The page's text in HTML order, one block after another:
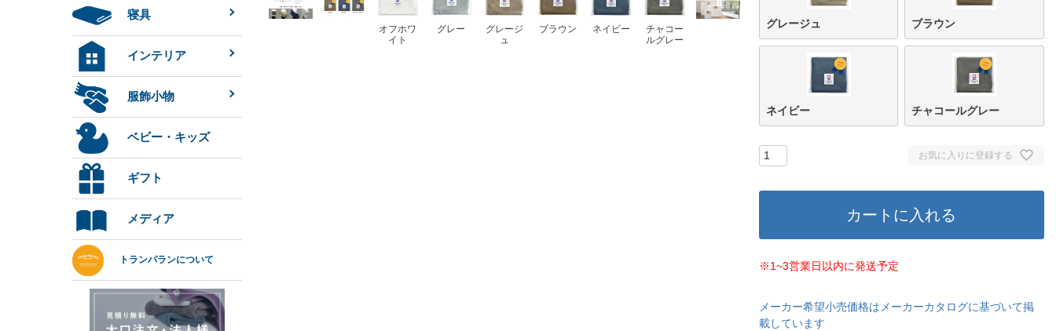
寝具
インテリア
服飾小物
ベビー・キッズ
ギフト
メディア
トランパランについて
オフホワ
イト
グレー
グレージ
ュ
ブラウン ネイビー
チャコー
ルグレー
グレージュ ブラウン
ネイビー チャコールグレー
お気に入りに登録する
カートに入れる
※1~3営業日以内に発送予定
メーカー希望小売価格はメーカーカタログに基づいて掲
載しています